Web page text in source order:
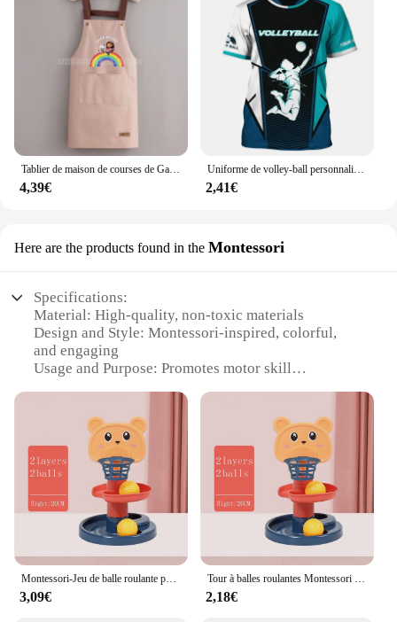
Tablier de maison de courses de Gabby pour femme, tabliers de boisson imperméables, tabliers de restaurant de dessin animé, cadeau
4,39€
Uniforme de volley-ball personnalisé pour hommes, personnalisation du nom, t-shirt imprimé en 3D, vêtements de sport unisexes à séchage rapide, mode, nouveau, Y
2,41€
Here are the products found in the Montessori
Specifications:
Material: High-quality, non-toxic materials
Design and Style: Montessori-inspired, colorful,
and engaging
Usage and Purpose: Promotes motor skill
Type and Category: Educational toys
Performance and Property: Durable and safe for
Parts and Accessories: Comes with multiple
components for interactive play
Features:
|Wholesale|Vendors|
**Engaging and Educational Playtime**
The Montessori-inspired parcours de motricité bébé
is a comprehensive set designed to stimulate and
Montessori-Jeu de balle roulante pour bébé, piste d'empilage, jouets de développement pour enfants
3,09€
Tour à balles roulantes Montessori pour bébés, piste d'empilage, jouets de développement, jeux pour bébés, 1, 2, 3 ans
2,18€